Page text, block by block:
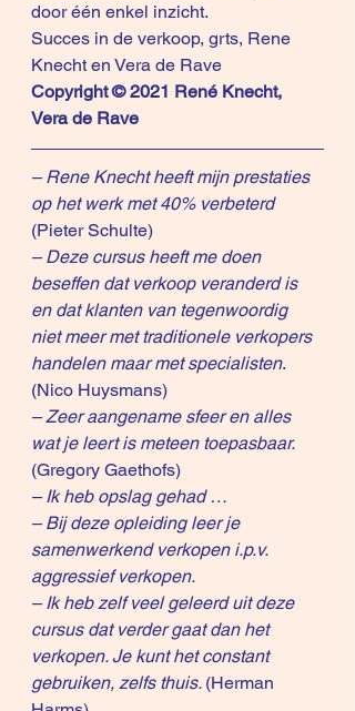
door één enkel inzicht.
Succes in de verkoop, grts, Rene
Knecht en Vera de Rave
Copyright © 2021 René Knecht,
Vera de Rave
– Rene Knecht heeft mijn prestaties
op het werk met 40% verbeterd
(Pieter Schulte)
– Deze cursus heeft me doen
beseffen dat verkoop veranderd is
en dat klanten van tegenwoordig
niet meer met traditionele verkopers
handelen maar met specialisten.
(Nico Huysmans)
– Zeer aangename sfeer en alles
wat je leert is meteen toepasbaar.
(Gregory Gaethofs)
– Ik heb opslag gehad …
– Bij deze opleiding leer je
samenwerkend verkopen i.p.v.
aggressief verkopen.
– Ik heb zelf veel geleerd uit deze
cursus dat verder gaat dan het
verkopen. Je kunt het constant
gebruiken, zelfs thuis. (Herman